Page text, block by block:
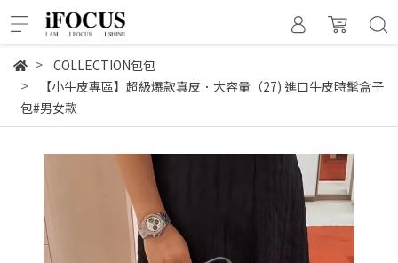
COLLECTION包包
【小牛皮專區】超級爆款真皮．大容量（27) 進口牛皮時髦盒子
包#男女款